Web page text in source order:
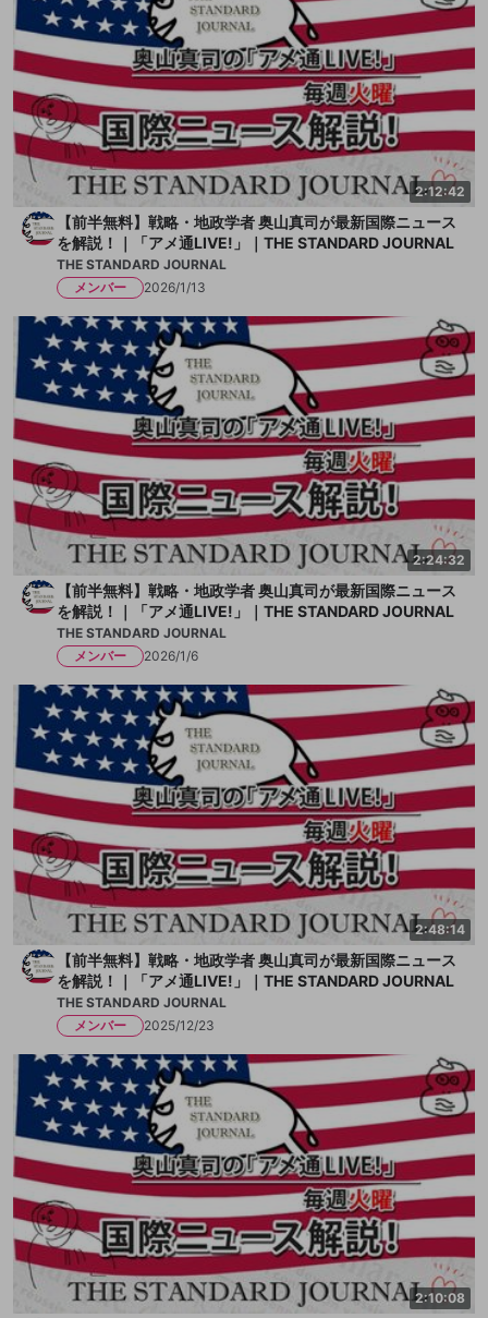
2:12:42
【前半無料】戦略・地政学者 奥山真司が最新国際ニュース
を解説！｜「アメ通LIVE!」｜THE STANDARD JOURNAL
THE STANDARD JOURNAL
メンバー
2026/1/13
2:24:32
【前半無料】戦略・地政学者 奥山真司が最新国際ニュース
を解説！｜「アメ通LIVE!」｜THE STANDARD JOURNAL
THE STANDARD JOURNAL
メンバー
2026/1/6
2:48:14
【前半無料】戦略・地政学者 奥山真司が最新国際ニュース
を解説！｜「アメ通LIVE!」｜THE STANDARD JOURNAL
THE STANDARD JOURNAL
メンバー
2025/12/23
2:10:08